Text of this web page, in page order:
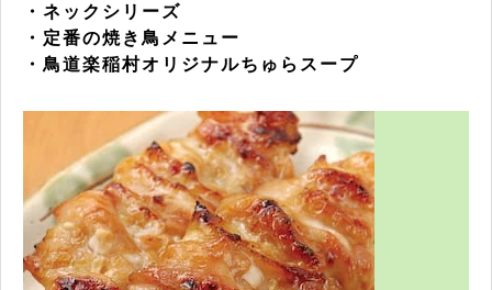
・ネックシリーズ
・定番の焼き鳥メニュー
・鳥道楽稲村オリジナルちゅらスープ